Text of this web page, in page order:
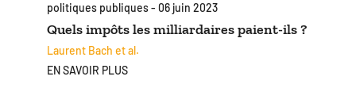
politiques publiques- 06 juin 2023
Quels impôts les milliardaires paient-ils ?
Laurent Bach et al.
EN SAVOIR PLUS